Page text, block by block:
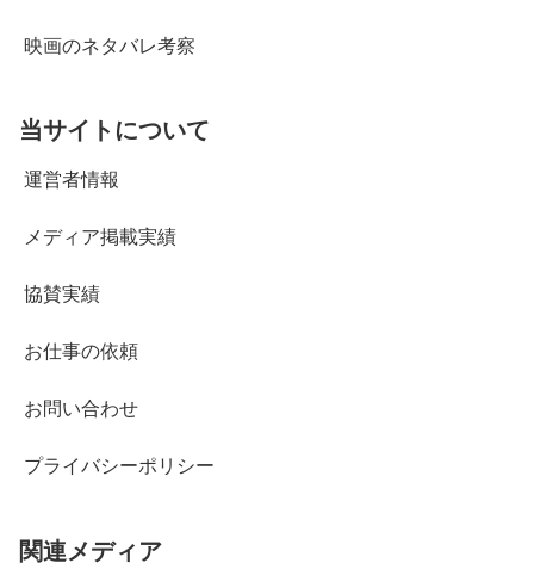
映画のネタバレ考察
当サイトについて
運営者情報
メディア掲載実績
協賛実績
お仕事の依頼
お問い合わせ
プライバシーポリシー
関連メディア